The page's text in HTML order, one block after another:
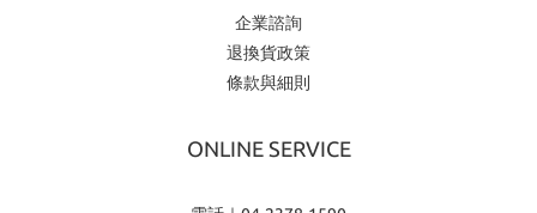
企業諮詢
退換貨政策
條款與細則
ONLINE SERVICE